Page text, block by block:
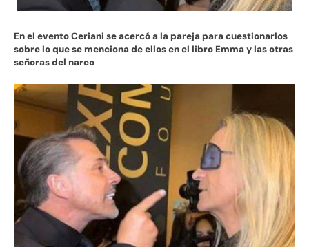
En el evento Ceriani se acercó a la pareja para cuestionarlos
sobre lo que se menciona de ellos en el libro Emma y las otras
señoras del narco